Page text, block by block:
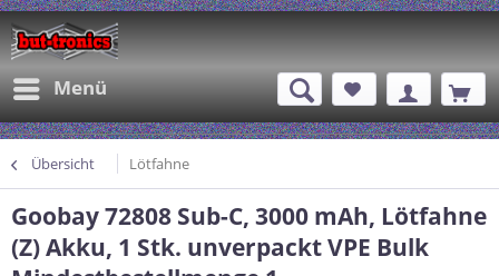
Menü
Übersicht Lötfahne
Goobay 72808 Sub-C, 3000 mAh, Lötfahne
(Z) Akku, 1 Stk. unverpackt VPE Bulk